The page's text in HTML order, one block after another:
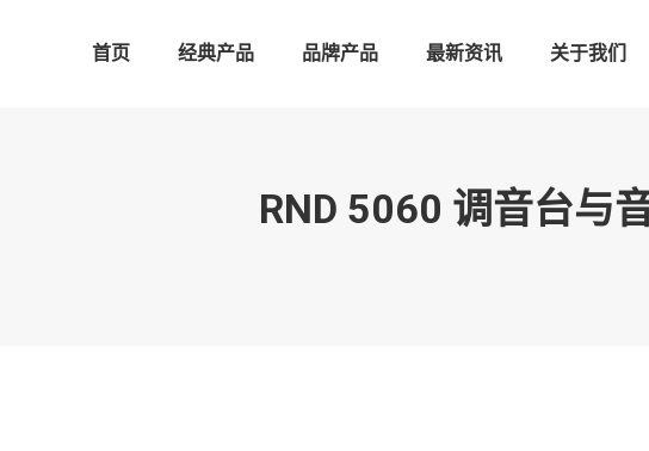
首页 经典产品 品牌产品 最新资讯 关于我们
RND 5060 调音台与